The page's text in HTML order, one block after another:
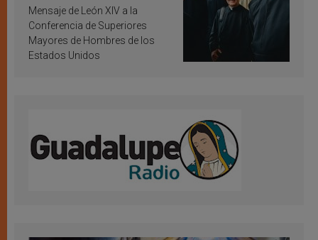
inspiración y santificación
Mensaje de León XIV a la
Conferencia de Superiores
Mayores de Hombres de los
Estados Unidos